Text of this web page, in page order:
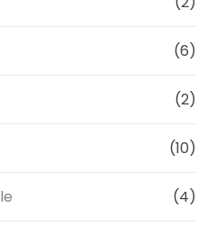
(6)
(2)
(10)
(4)